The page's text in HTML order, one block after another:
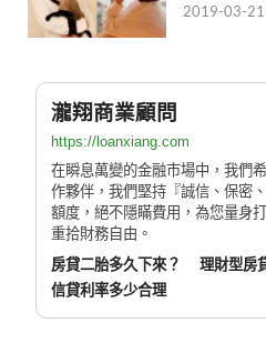
2019-03-21
瀧翔商業顧問
https://loanxiang.com
在瞬息萬變的金融市場中，我們
作夥伴，我們堅持『誠信、保密
額度，絕不隱瞞費用，為您量身
重拾財務自由。
房貸二胎多久下來？
理財型房
信貸利率多少合理